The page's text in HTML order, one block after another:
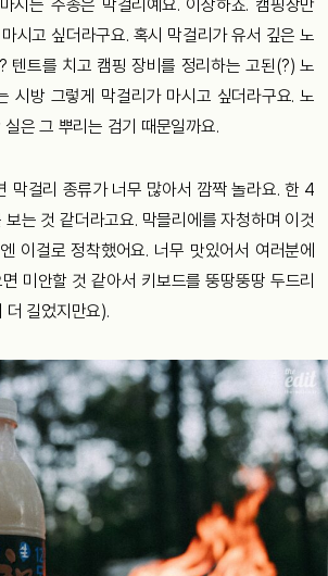
시는 주종은 막걸리예요. 이상하죠. 캠핑장만
시고 싶더라구요. 혹시 막걸리가 유서 깊은 노
텐트를 치고 캠핑 장비를 정리하는 고된(?) 노
시방 그렇게 막걸리가 마시고 싶더라구요. 노
은 그 뿌리는 검기 때문일까요.
막걸리 종류가 너무 많아서 깜짝 놀라요. 한 4
는 것 같더라고요. 막믈리에를 자청하며 이것
이걸로 정착했어요. 너무 맛있어서 여러분에
미안할 것 같아서 키보드를 뚱땅뚱땅 두드리
더 길었지만요).